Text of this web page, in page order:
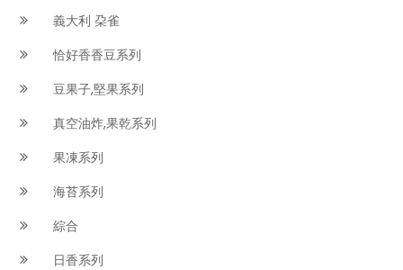
義大利 朶雀
恰好香香豆系列
豆果子,堅果系列
真空油炸,果乾系列
果凍系列
海苔系列
綜合
日香系列